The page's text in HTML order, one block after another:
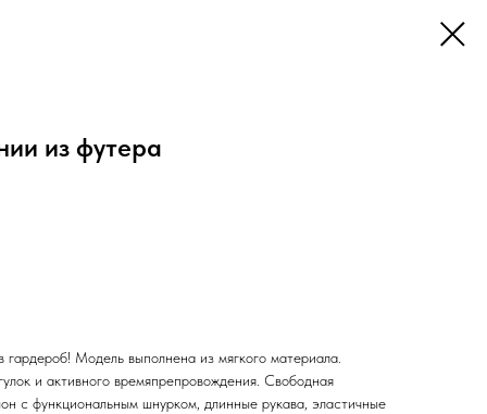
из футера
Модель выполнена из мягкого материала.
и активного времяпрепровождения. Свободная
с функциональным шнурком, длинные рукава, эластичные